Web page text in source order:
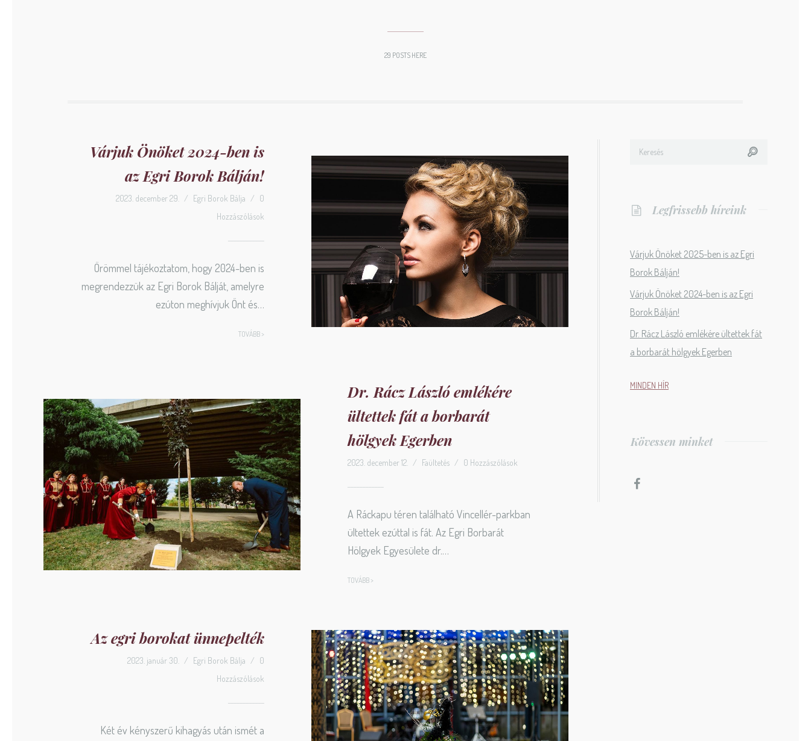
29 POSTS HERE
Várjuk Önöket 2024-ben is
az Egri Borok Bálján!
2023. december 29. / Egri Borok Bálja / 0
Hozzászólások
Örömmel tájékoztatom, hogy 2024-ben is
megrendezzük az Egri Borok Bálját, amelyre
ezúton meghívjuk Önt és…
TOVÁBB >
Dr. Rácz László emlékére
ültettek fát a borbarát
hölgyek Egerben
2023. december 12. / Faültetés / 0 Hozzászólások
A Ráckapu téren található Vincellér-parkban
ültettek ezúttal is fát. Az Egri Borbarát
Hölgyek Egyesülete dr.…
TOVÁBB >
Az egri borokat ünnepelték
2023. január 30. / Egri Borok Bálja / 0
Hozzászólások
Két év kényszerű kihagyás után ismét a
Legfrissebb híreink
Várjuk Önöket 2025-ben is az Egri
Borok Bálján!
Várjuk Önöket 2024-ben is az Egri
Borok Bálján!
Dr. Rácz László emlékére ültettek fát
a borbarát hölgyek Egerben
MINDEN HÍR
Kövessen minket